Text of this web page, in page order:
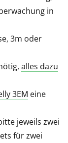
in
3m oder
alles dazu
3EM eine
jeweils zwei
für zwei